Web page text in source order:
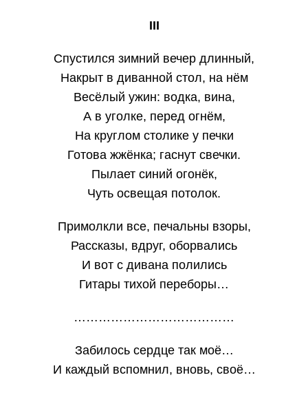
III
Спустился зимний вечер длинный,
Накрыт в диванной стол, на нём
Весёлый ужин: водка, вина,
А в уголке, перед огнём,
На круглом столике у печки
Готова жжёнка; гаснут свечки.
Пылает синий огонёк,
Чуть освещая потолок.
Примолкли все, печальны взоры,
Рассказы, вдруг, оборвались
И вот с дивана полились
Гитары тихой переборы…
…………………………………
Забилось сердце так моё…
И каждый вспомнил, вновь, своё…